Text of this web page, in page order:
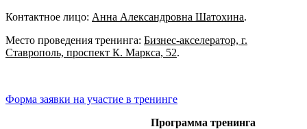
Контактное лицо: Анна Александровна Шатохина.
Место проведения тренинга: Бизнес-акселератор, г.
Ставрополь, проспект К. Маркса, 52.
Форма заявки на участие в тренинге
Программа тренинга